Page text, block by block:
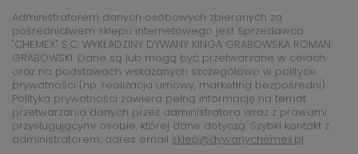
Administratorem danych osobowych zbieranych za
pośrednictwem sklepu internetowego jest Sprzedawca
"CHEMEX" S.C. WYKŁADZINY DYWANY KINGA GRABOWSKA ROMAN
GRABOWSKI. Dane są lub mogą być przetwarzane w celach
oraz na podstawach wskazanych szczegółowo w polityce
prywatności (np. realizacja umowy, marketing bezpośredni).
Polityka prywatności zawiera pełną informację na temat
przetwarzania danych przez administratora wraz z prawami
przysługującymi osobie, której dane dotyczą. Szybki kontakt z
administratorem: adres email sklep@dywanychemex.pl